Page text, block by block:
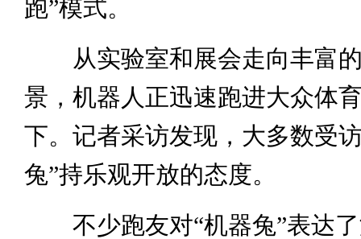
跑”模式。
从实验室和展会走向丰富的
景，机器人正迅速跑进大众体
下。记者采访发现，大多数受
兔”持乐观开放的态度。
不少跑友对“机器兔”表达了